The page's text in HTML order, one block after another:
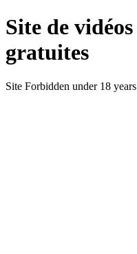
Site de
gratuites
Site Forbidden under 18